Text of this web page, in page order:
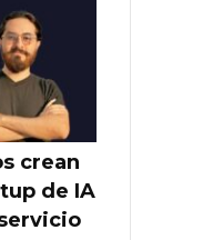
crean
de IA